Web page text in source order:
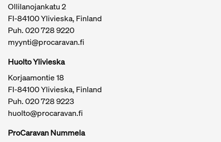
Ollilanojankatu 2
FI-84100 Ylivieska, Finland
Puh.020 728 9220
myynti@procaravan.fi
Huolto Ylivieska
Korjaamontie 18
FI-84100 Ylivieska, Finland
Puh.020 728 9223
huolto@procaravan.fi
ProCaravan Nummela